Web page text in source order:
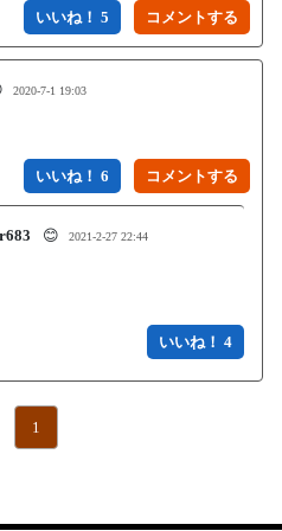
いいね！ 5
2020-7-1 19:03
いいね！ 6
😊 2021-2-27 22:44
いいね！ 4
1